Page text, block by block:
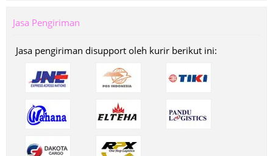
Jasa Pengiriman
Jasa pengiriman disupport oleh kurir berikut ini: